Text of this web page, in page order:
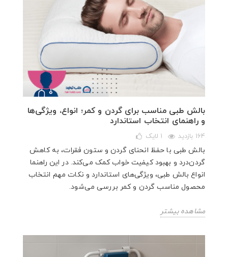
بالش طبی مناسب برای گردن و کمر؛ انواع، ویژگی‌ها
و راهنمای انتخاب استاندارد
164 بازدید 1 لایک
بالش طبی با حفظ انحنای گردن و ستون فقرات، به کاهش
گردن‌درد و بهبود کیفیت خواب کمک می‌کند. در این راهنما
انواع بالش طبی، ویژگی‌های استاندارد و نکات مهم انتخاب
محصول مناسب گردن و کمر بررسی می‌شود.
مشاهده بیشتر